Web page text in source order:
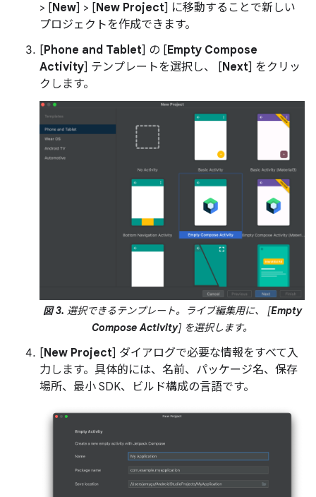
> [New] > [New Project] に移動することで新しい
プロジェクトを作成できます。
[Phone and Tablet] の [Empty Compose
Activity] テンプレートを選択し、 [Next] をクリッ
クします。
図 3. 選択できるテンプレート。ライブ編集用に、 [Empty
Compose Activity] を選択します。
[New Project] ダイアログで必要な情報をすべて入
力します。具体的には、名前、パッケージ名、保存
場所、最小 SDK、ビルド構成の言語です。